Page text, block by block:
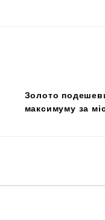
Золото
максимуму за